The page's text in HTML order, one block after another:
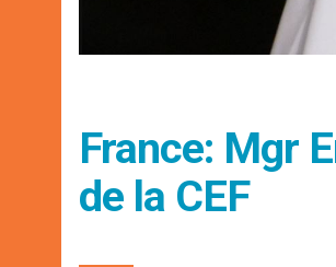
France: Mgr
de la CEF